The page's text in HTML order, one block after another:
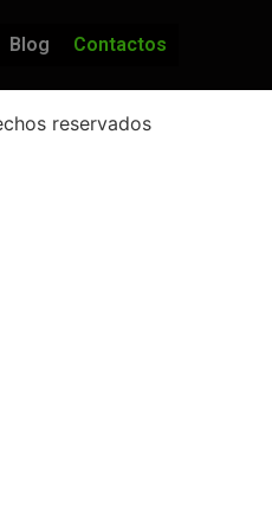
Blog Contactos
reservados